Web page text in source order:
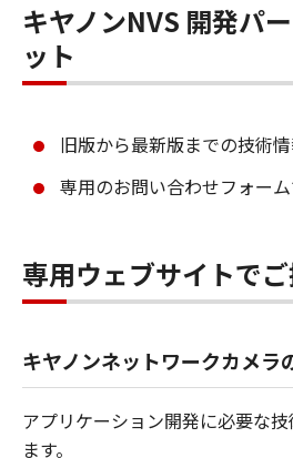
キヤノンNVS 開発パ
ット
旧版から最新版までの技術
専用のお問い合わせフォー
専用ウェブサイトで
キヤノンネットワークカメラ
アプリケーション開発に必要な
ます。